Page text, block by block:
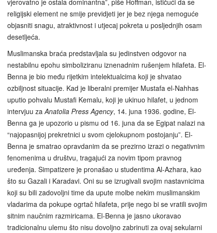
religijski element ne smije previdjeti jer je bez njega nemoguće
objasniti snagu, atraktivnost i utjecaj pokreta u posljednjih osam
desetljeća.
Muslimanska braća predstavljala su jedinstven odgovor na
nestabilnu epohu simboliziranu iznenadnim rušenjem hilafeta. El-
Benna je bio među rijetkim intelektualcima koji je shvatao
ozbiljnost situacije. Kad je liberalni premijer Mustafa el-Nahhas
uputio pohvalu Mustafi Kemalu, koji je ukinuo hilafet, u jednom
intervjuu za Anatolia Press Agency, 14. juna 1936. godine, El-
Benna ga je upozorio u pismu od 16. juna da se Egipat nalazi na
“najopasnijoj prekretnici u svom cjelokupnom postojanju”. El-
Benna je smatrao opravdanim da se prezirno izrazi o negativnim
fenomenima u društvu, tragajući za novim tipom pravnog
uređenja. Simpatizere je pronašao u studentima Al-Azhara, kao
što su Gazali i Karadavi. Oni su se izrugivali svojim nastavnicima
koji su bili zadovoljni time da upute molbe nekim muslimanskim
vladarima da pokupe ogrtač hilafeta, prije nego bi se vratili svojim
sitnim naučnim razmiricama. El-Benna je jasno ukoravao
tradicionalnu ulemu što nisu dovoljno zabrinuti za ovaj sekularni